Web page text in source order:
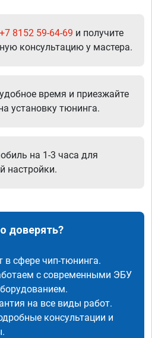
+7 8152 59-64-69 и получите
консультацию у мастера.
время и приезжайте
установку тюнинга.
на 1-3 часа для
настройки.
доверять?
в сфере чип-тюнинга.
с современными ЭБУ
на все виды работ.
консультации и